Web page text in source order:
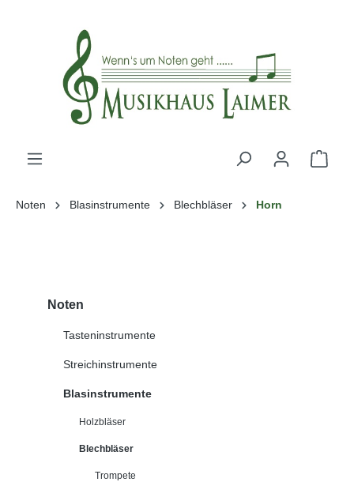
Noten Blasinstrumente Blechbläser Horn
Noten
Tasteninstrumente
Streichinstrumente
Blasinstrumente
Holzbläser
Blechbläser
Trompete